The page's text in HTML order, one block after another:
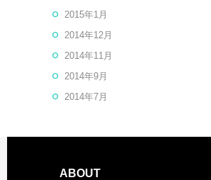
2015年1月
2014年12月
2014年11月
2014年9月
2014年7月
ABOUT